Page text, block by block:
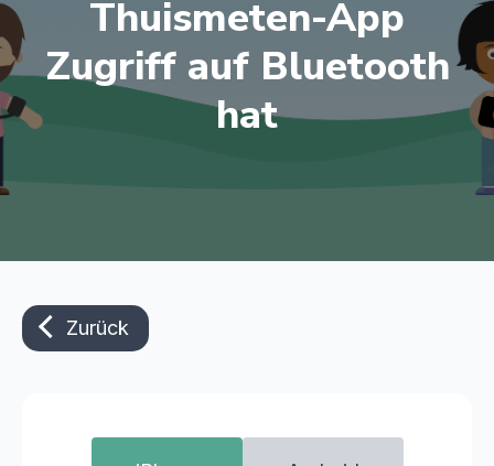
Thuismeten-App
Zugriff auf Bluetooth
hat
Zurück